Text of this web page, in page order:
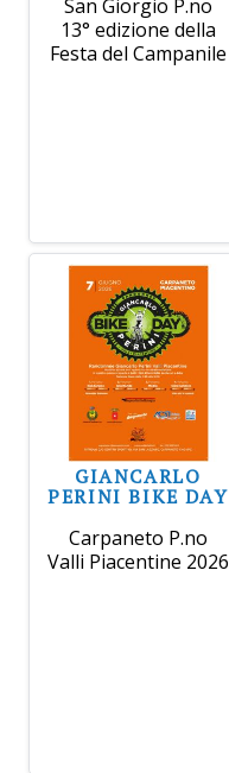
San Giorgio P.no
13° edizione della
Festa del Campanile
GIANCARLO
PERINI BIKE DAY
Carpaneto P.no
Valli Piacentine 2026